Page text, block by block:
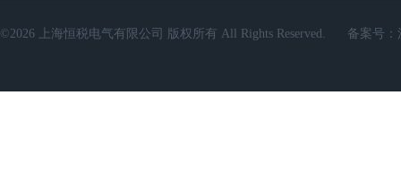
©2026 上海恒税电气有限公司 版权所有 All Rights Reserved. 备案号：